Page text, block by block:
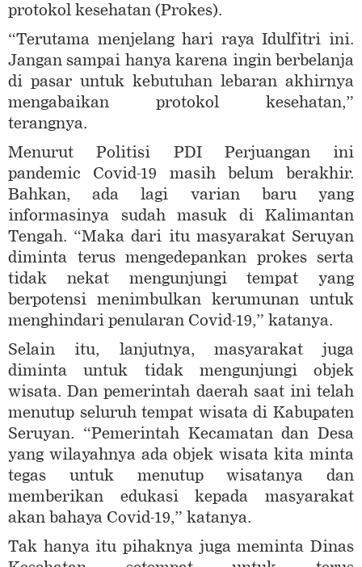
protokol kesehatan (Prokes).
“Terutama menjelang hari raya Idulfitri ini.
Jangan sampai hanya karena ingin berbelanja
di pasar untuk kebutuhan lebaran akhirnya
mengabaikan protokol kesehatan,”
terangnya.
Menurut Politisi PDI Perjuangan ini
pandemic Covid-19 masih belum berakhir.
Bahkan, ada lagi varian baru yang
informasinya sudah masuk di Kalimantan
Tengah. “Maka dari itu masyarakat Seruyan
diminta terus mengedepankan prokes serta
tidak nekat mengunjungi tempat yang
berpotensi menimbulkan kerumunan untuk
menghindari penularan Covid-19,” katanya.
Selain itu, lanjutnya, masyarakat juga
diminta untuk tidak mengunjungi objek
wisata. Dan pemerintah daerah saat ini telah
menutup seluruh tempat wisata di Kabupaten
Seruyan. “Pemerintah Kecamatan dan Desa
yang wilayahnya ada objek wisata kita minta
tegas untuk menutup wisatanya dan
memberikan edukasi kepada masyarakat
akan bahaya Covid-19,” katanya.
Tak hanya itu pihaknya juga meminta Dinas